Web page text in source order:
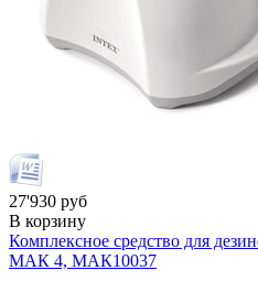
27'930 руб
В корзину
Комплексное средство для
МАК 4, МАК10037